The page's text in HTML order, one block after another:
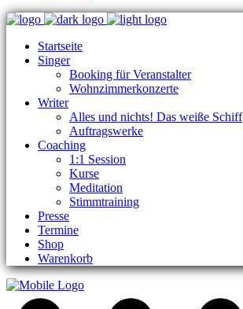
Startseite
Singer
Booking für Veranstalter
Wohnzimmerkonzerte
Writer
Alles und nichts! Das weiße Schiff
Auftragswerke
Coaching
1:1 Session
Kurse
Meditation
Stimmtraining
Presse
Termine
Shop
Warenkorb